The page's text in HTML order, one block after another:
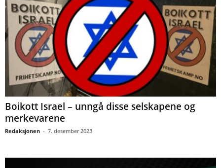
Boikott Israel – unngå disse selskapene og
merkevarene
Redaksjonen - 7. desember 2023